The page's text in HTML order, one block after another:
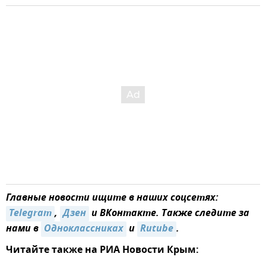
Главные новости ищите в наших соцсетях:
Telegram, Дзен и ВКонтакте. Также следите за
нами в Одноклассниках и Rutube.
Читайте также на РИА Новости Крым: